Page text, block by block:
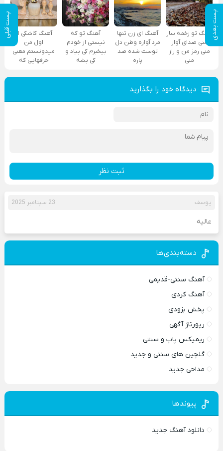
پست بعدی پست قبلی
آهنگ تو زخمه ساز
منی صدای آواز
منی رمز من و راز
منی
آهنگ ای زن تنها
مرد آواره وطن دل
توست شده صد
پاره
آهنگ تو که
نیستی از خودم
بیخبرم کی بیاد و
کی بشه
آهنگ کاشکی از
اول من
میدونستم معنی
حرفهایی که
دیدگاه خود را بگذارید
ثبت نظر
یوسف 23 سپتامبر 2025
عالیه
دسته‌بندی‌ها
آهنگ سنتی-قدیمی
آهنگ کردی
پخش بزودی
رپورتاژ آگهی
ریمیکس پاپ و سنتی
گلچین های سنتی و جدید
مداحی جدید
پیوندها
دانلود آهنگ جدید